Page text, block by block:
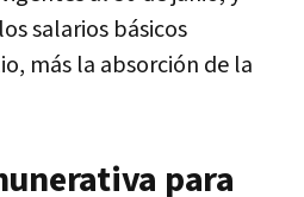
salarios básicos
más la absorción de la
para